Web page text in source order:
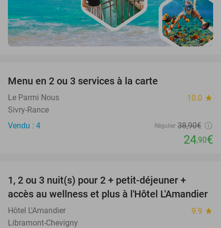
Menu en 2 ou 3 services à la carte
Le Parmi Nous 10.0 star
Sivry-Rance
Vendu : 4
Régulier 38,90€
24,90€
TODAY
1, 2 ou 3 nuit(s) pour 2 + petit-déjeuner +
accès au wellness et plus à l'Hôtel L'Amandier
Hôtel L'Amandier 9.9 star
Libramont-Chevigny